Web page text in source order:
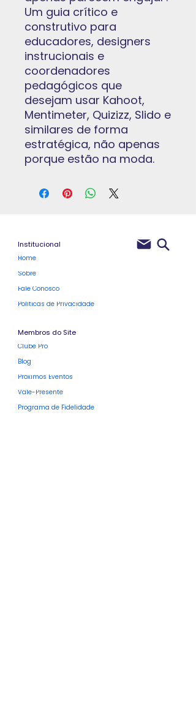
Um guia crítico e
construtivo para
educadores, designers
instrucionais e
coordenadores
pedagógicos que
desejam usar Kahoot,
Mentimeter, Quizizz, Slido e
similares de forma
estratégica, não apenas
porque estão na moda.
Institucional
Home
Sobre
Fale Conosco
Políticas de Privacidade
Membros do Site
Clube Pro
Blog
Próximos Eventos
Vale-Presente
Programa de Fidelidade